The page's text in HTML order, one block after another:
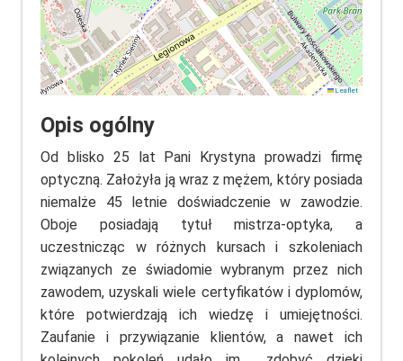
Leaflet
Opis ogólny
Od blisko 25 lat Pani Krystyna prowadzi firmę
optyczną. Założyła ją wraz z mężem, który posiada
niemalże 45 letnie doświadczenie w zawodzie.
Oboje posiadają tytuł mistrza-optyka, a
uczestnicząc w różnych kursach i szkoleniach
związanych ze świadomie wybranym przez nich
zawodem, uzyskali wiele certyfikatów i dyplomów,
które potwierdzają ich wiedzę i umiejętności.
Zaufanie i przywiązanie klientów, a nawet ich